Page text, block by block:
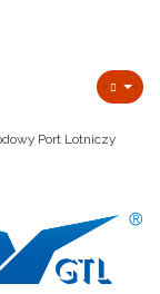
Port Lotniczy